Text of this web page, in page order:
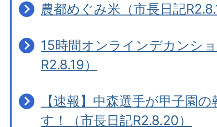
農都めぐみ米（市長日記
15時間オンラインデカンシ
R2.8.19）
【速報】中森選手が甲子園
す！（市長日記R2.8.20）